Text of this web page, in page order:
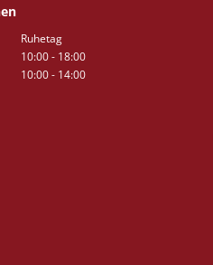
Ruhetag
10:00 - 18:00
10:00 - 14:00